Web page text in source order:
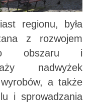
regionu, była
z rozwojem
obszaru i
nadwyżek
a także
i sprowadzania